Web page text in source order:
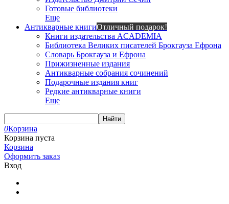
Готовые библиотеки
Еще
Антикварные книгиОтличный подарок!
Книги издательства ACADEMIA
Библиотека Великих писателей Брокгауза Ефрона
Словарь Брокгауза и Ефрона
Прижизненные издания
Антикварные собрания сочинений
Подарочные издания книг
Редкие антикварные книги
Еще
Найти
0Корзина
Корзина пуста
Корзина
Оформить заказ
Вход